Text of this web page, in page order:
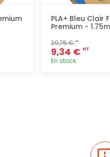
PLA+ Bleu Clair
Premium -
20,75 €HT
9,34 € HT
En stock